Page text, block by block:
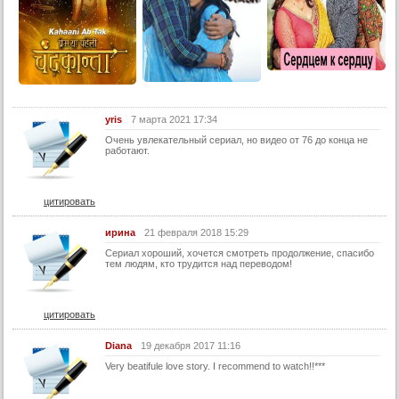
26 серия
27 серия
28 серия
30 серия
31 серия
32 серия
36 серия
37 серия
38 серия
39 серия
40 серия
41 серия
yris
7 марта 2021 17:34
Очень увлекательный сериал, но видео от 76 до конца не
работают.
цитировать
ирина
21 февраля 2018 15:29
Сериал хороший, хочется смотреть продолжение, спасибо
тем людям, кто трудится над переводом!
цитировать
Diana
19 декабря 2017 11:16
Very beatifule love story. I recommend to watch!!***